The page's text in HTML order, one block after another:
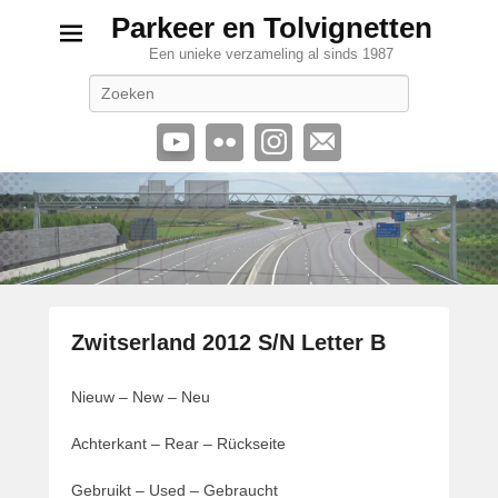
Parkeer en Tolvignetten
Een unieke verzameling al sinds 1987
Zwitserland 2012 S/N Letter B
e
l
Nieuw – New – Neu
Achterkant – Rear – Rückseite
Gebruikt – Used – Gebraucht